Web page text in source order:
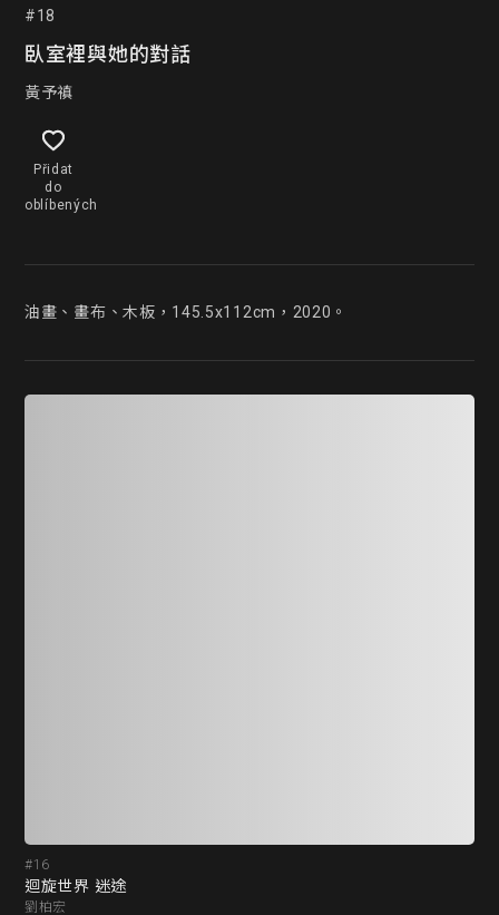
#18
臥室裡與她的對話
黃予禛
Přidat
do
oblíbených
油畫、畫布、木板，145.5x112cm，2020。
#16
迴旋世界 迷途
劉柏宏